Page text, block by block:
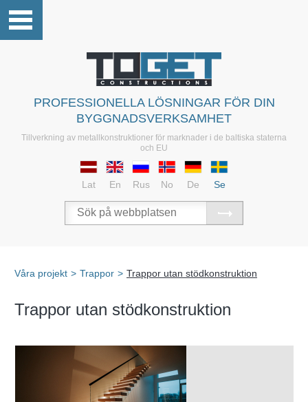
PROFESSIONELLA LÖSNINGAR FÖR DIN
BYGGNADSVERKSAMHET
Tillverkning av metallkonstruktioner för marknader i de baltiska staterna
och EU
Lat En Rus No De Se
Våra projekt > Trappor > Trappor utan stödkonstruktion
Trappor utan stödkonstruktion